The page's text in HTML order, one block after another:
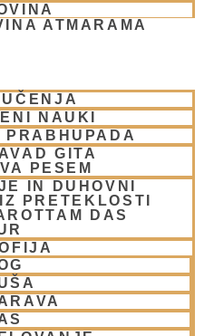
ATMARAMA
NAUKI
PRABHUPADA
GITA
PESEM
IN DUHOVNI
PRETEKLOSTI
DAS